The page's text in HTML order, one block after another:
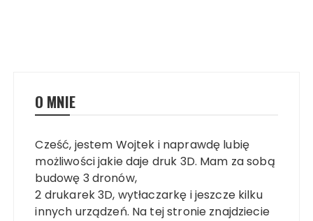
O MNIE
Cześć, jestem Wojtek i naprawdę lubię
możliwości jakie daje druk 3D. Mam za sobą
budowę 3 dronów,
2 drukarek 3D, wytłaczarkę i jeszcze kilku
innych urządzeń. Na tej stronie znajdziecie